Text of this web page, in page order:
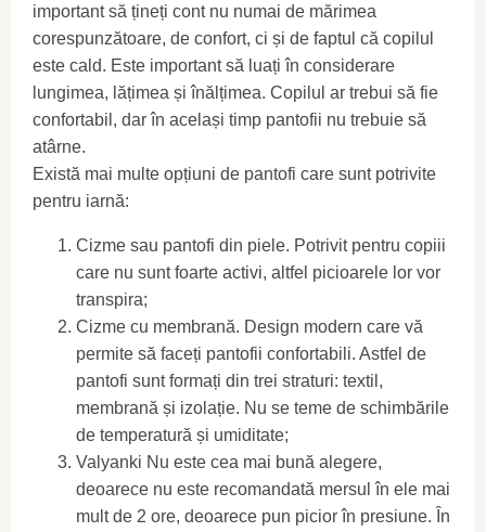
important să țineți cont nu numai de mărimea
corespunzătoare, de confort, ci și de faptul că copilul
este cald. Este important să luați în considerare
lungimea, lățimea și înălțimea. Copilul ar trebui să fie
confortabil, dar în același timp pantofii nu trebuie să
atârne.
Există mai multe opțiuni de pantofi care sunt potrivite
pentru iarnă:
Cizme sau pantofi din piele. Potrivit pentru copiii
care nu sunt foarte activi, altfel picioarele lor vor
transpira;
Cizme cu membrană. Design modern care vă
permite să faceți pantofii confortabili. Astfel de
pantofi sunt formați din trei straturi: textil,
membrană și izolație. Nu se teme de schimbările
de temperatură și umiditate;
Valyanki Nu este cea mai bună alegere,
deoarece nu este recomandată mersul în ele mai
mult de 2 ore, deoarece pun picior în presiune. În